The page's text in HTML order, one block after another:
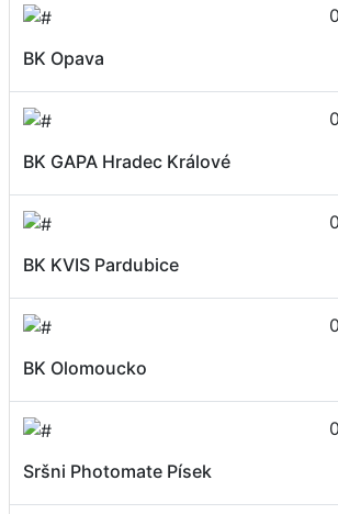
BK Opava
0
BK GAPA Hradec Králové
0
BK KVIS Pardubice
0
BK Olomoucko
0
Sršni Photomate Písek
0